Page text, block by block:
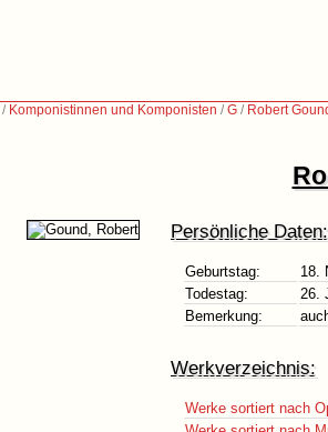
/ Komponistinnen und Komponisten /G / Robert
Persönliche Daten:
Geburtstag:
18.
Todestag:
26.
Bemerkung:
Werkverzeichnis:
Werke sortiert nach